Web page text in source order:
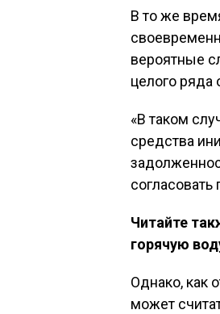
В то же
вероятные
целого ряда
«В таком
средства
Читайте
горячую
Однако, как
может